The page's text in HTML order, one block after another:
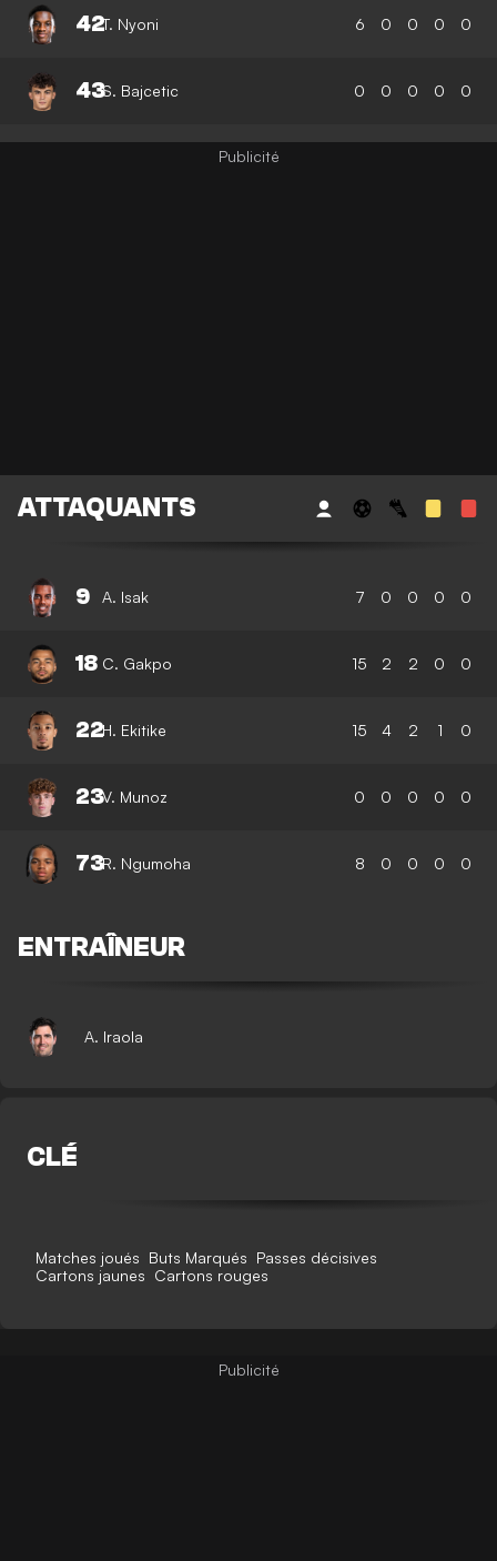
42T. Nyoni 6 0 0 0 0
43S. Bajcetic 0 0 0 0 0
ATTAQUANTS
9 A. Isak 7 0 0 0 0
18 C. Gakpo 15 2 2 0 0
22H. Ekitike 15 4 2 1 0
23V. Munoz 0 0 0 0 0
73R. Ngumoha 8 0 0 0 0
ENTRAÎNEUR
A. Iraola
CLÉ
Matches joués Buts Marqués Passes décisives
Cartons jaunes Cartons rouges